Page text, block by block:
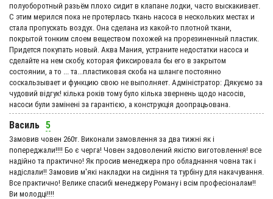
полуоборотный разьём плохо сидит в клапане лодки, часто выскакивает.
С этим мерился пока не протерлась ткань насоса в нескольких местах и
стала пропускать воздух. Она сделана из какой-то плотной ткани,
покрытой тонким слоем веществом похожей на прорезиненный пластик.
Придется покупать новый. Аква Мания, устраните недостатки насоса и
сделайте на нем скобу, которая фиксировала бы его в закрытом
состоянии, а то ... та...пластиковая скоба на шланге постоянно
соскальзывает и функцию свою не выполняет. Адмiнiстратор: Дякуємо за
чудовий вiдгук! кілька років тому було кілька звернень щодо насосів,
насоси були замінені за гарантією, а конструкція доопрацьована.
Василь 5
Замовив човен 260т. Виконали замовлення за два тижні як і
попереджали!!!! Бо є черга! Човен задоволений якістю виготовлення! все
надійно та практично! Як просив менеджера про обладнання човна так і
надіслали!! Замовив м'які накладки на сидіння та турбіну для накачування.
Все практично! Велике спасибі менеджеру Роману і всім професіоналам!!
Ви молодці!!!!